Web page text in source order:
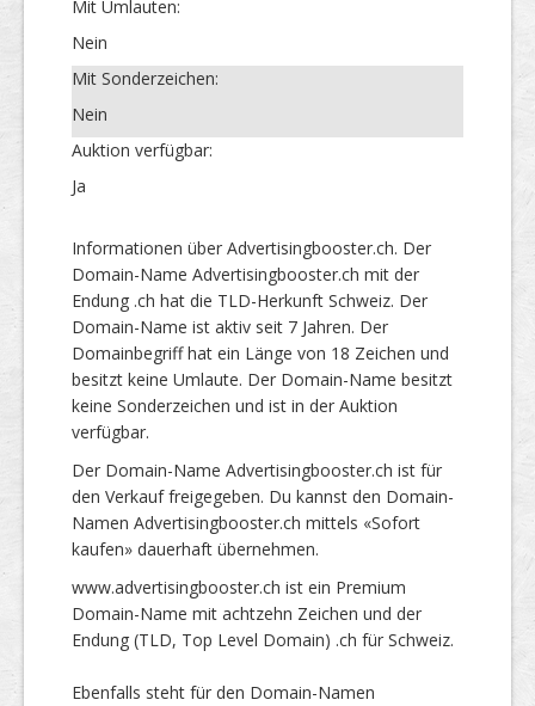
Mit Umlauten:
Nein
Mit Sonderzeichen:
Nein
Auktion verfügbar:
Ja
Informationen über Advertisingbooster.ch. Der
Domain-Name Advertisingbooster.ch mit der
Endung .ch hat die TLD-Herkunft Schweiz. Der
Domain-Name ist aktiv seit 7 Jahren. Der
Domainbegriff hat ein Länge von 18 Zeichen und
besitzt keine Umlaute. Der Domain-Name besitzt
keine Sonderzeichen und ist in der Auktion
verfügbar.
Der Domain-Name Advertisingbooster.ch ist für
den Verkauf freigegeben. Du kannst den Domain-
Namen Advertisingbooster.ch mittels «Sofort
kaufen» dauerhaft übernehmen.
www.advertisingbooster.ch ist ein Premium
Domain-Name mit achtzehn Zeichen und der
Endung (TLD, Top Level Domain) .ch für Schweiz.
Ebenfalls steht für den Domain-Namen